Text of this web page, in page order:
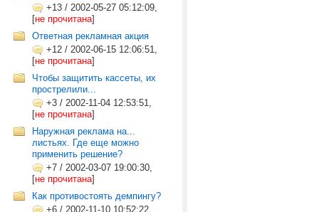
+13 / 2002-05-27 05:12:09,
[не прочитана]
Ответная рекламная акция
+12 / 2002-06-15 12:06:51,
[не прочитана]
Чтобы защитить кассеты, их
прострелили...
+3 / 2002-11-04 12:53:51,
[не прочитана]
Наружная реклама на...
листьях. Где еще можно
применить решение?
+7 / 2002-03-07 19:00:30,
[не прочитана]
Как противостоять демпингу?
+6 / 2002-11-10 10:52:22,